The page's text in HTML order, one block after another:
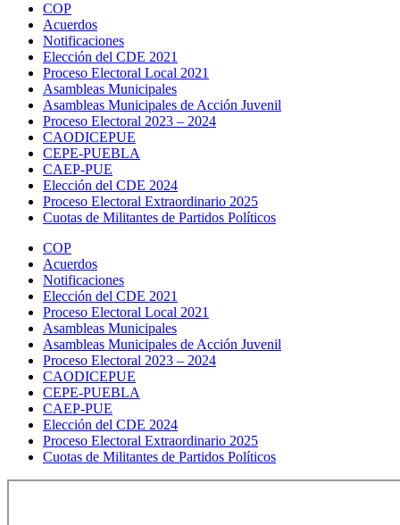
COP
Acuerdos
Notificaciones
Elección del CDE 2021
Proceso Electoral Local 2021
Asambleas Municipales
Asambleas Municipales de Acción Juvenil
Proceso Electoral 2023 – 2024
CAODICEPUE
CEPE-PUEBLA
CAEP-PUE
Elección del CDE 2024
Proceso Electoral Extraordinario 2025
Cuotas de Militantes de Partidos Políticos
COP
Acuerdos
Notificaciones
Elección del CDE 2021
Proceso Electoral Local 2021
Asambleas Municipales
Asambleas Municipales de Acción Juvenil
Proceso Electoral 2023 – 2024
CAODICEPUE
CEPE-PUEBLA
CAEP-PUE
Elección del CDE 2024
Proceso Electoral Extraordinario 2025
Cuotas de Militantes de Partidos Políticos